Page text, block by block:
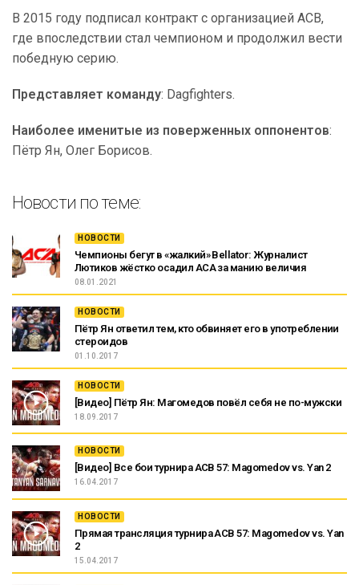
В 2015 году подписал контракт с организацией ACB,
где впоследствии стал чемпионом и продолжил вести
победную серию.
Представляет команду: Dagfighters.
Наиболее именитые из поверженных оппонентов:
Пётр Ян, Олег Борисов.
Новости по теме:
НОВОСТИ
Чемпионы бегут в «жалкий» Bellator: Журналист
Лютиков жёстко осадил ACA за манию величия
08.01.2021
НОВОСТИ
Пётр Ян ответил тем, кто обвиняет его в употреблении
стероидов
01.10.2017
НОВОСТИ
[Видео] Пётр Ян: Магомедов повёл себя не по-мужски
18.09.2017
НОВОСТИ
[Видео] Все бои турнира ACB 57: Magomedov vs. Yan 2
16.04.2017
НОВОСТИ
Прямая трансляция турнира ACB 57: Magomedov vs. Yan
2
15.04.2017